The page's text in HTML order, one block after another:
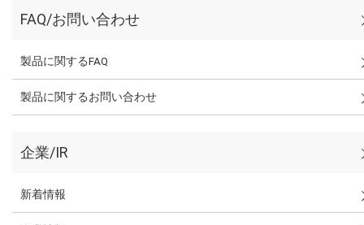
FAQ/お問い合わせ
製品に関するFAQ
製品に関するお問い合わせ
企業/IR
新着情報